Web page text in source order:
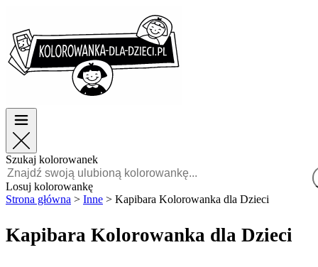
TOP kategorie
Dla chłopców
Dla dziewczynek
Polski
POLSKI
FRANÇAIS
TOP kategorie
Dla chłopców
Dla dziewczynek
Szukaj kolorowanek
Losuj kolorowankę
Strona główna > Inne > Kapibara Kolorowanka dla Dzieci
Kapibara Kolorowanka dla Dzieci